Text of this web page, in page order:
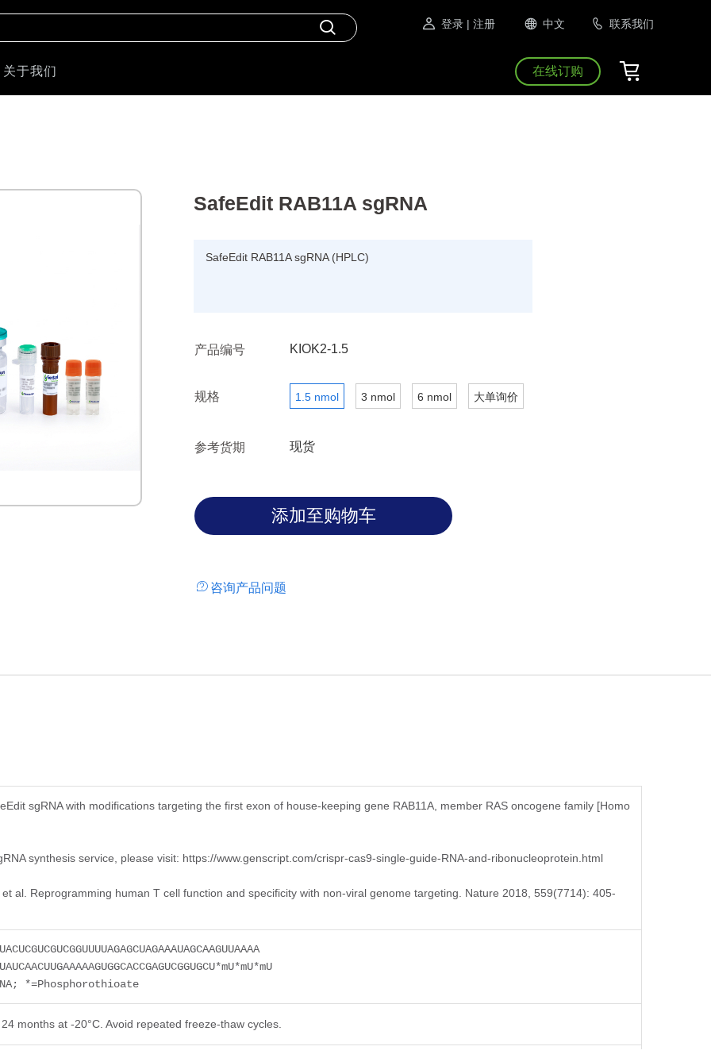
登录 | 注册 中文 联系我们
关于我们 在线订购
SafeEdit RAB11A sgRNA
SafeEdit RAB11A sgRNA (HPLC)
产品编号 KIOK2-1.5
规格 1.5 nmol 3 nmol 6 nmol 大单询价
参考货期 现货
咨询产品问题
sgRNA with modifications targeting the first exon of house-keeping gene RAB11A, member RAS oncogene family [Homo
synthesis service, please visit: https://www.genscript.com/crispr-cas9-single-guide-RNA-and-ribonucleoprotein.html
al. Reprogramming human T cell function and specificity with non-viral genome targeting. Nature 2018, 559(7714): 405-
*=Phosphorothioate
months at -20°C. Avoid repeated freeze-thaw cycles.